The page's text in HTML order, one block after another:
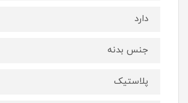
دارد
جنس بدنه
پلاستیک